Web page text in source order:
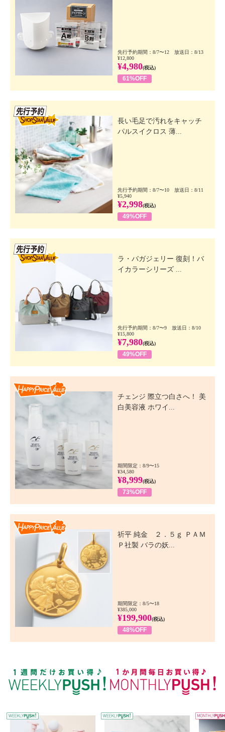
先行予約期間：8/7〜12 放送日：8/13
¥12,800
¥4,980(税込)
61%OFF
長い毛足で汚れをキャッチ
パルスイクロス 薄...
先行予約期間：8/7〜10 放送日：8/11
¥5,940
¥2,998(税込)
49%OFF
ラ・バガジェリー 復刻！バ
イカラーシリーズ ...
先行予約期間：8/7〜9 放送日：8/10
¥15,800
¥7,980(税込)
49%OFF
チェンジ 際立つ白さへ！ 美
白美容液 ホワイ...
期間限定：8/9〜15
¥34,580
¥8,999(税込)
73%OFF
祈平 純金 ２．５ｇ ＰＡＭ
Ｐ社製 バラの妖...
期間限定：8/5〜18
¥385,000
¥199,900(税込)
48%OFF
WEEKLY PUSH